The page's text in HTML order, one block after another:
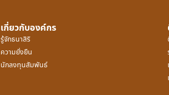
เกี่ยวกับองค์กร
รู้จักธนาสิริ
ความยั่งยืน
นักลงทุนสัมพันธ์